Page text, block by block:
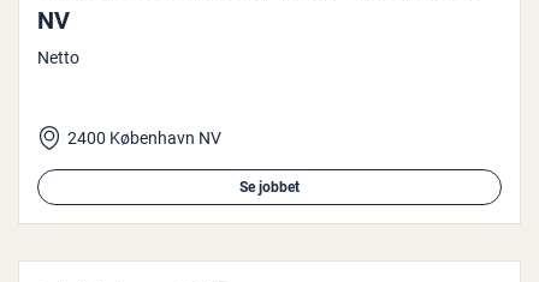
NV
Netto
2400 København NV
Se jobbet